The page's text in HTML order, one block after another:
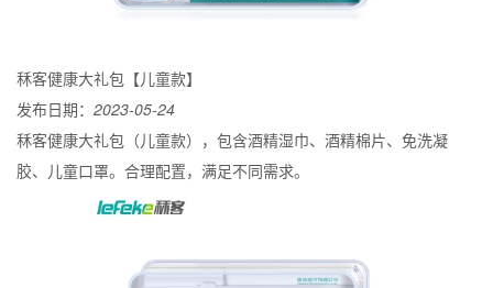
秝客健康大礼包【儿童款】
发布日期： 2023-05-24
秝客健康大礼包（儿童款），包含酒精湿巾、酒精棉片、免洗凝
胶、儿童口罩。合理配置，满足不同需求。